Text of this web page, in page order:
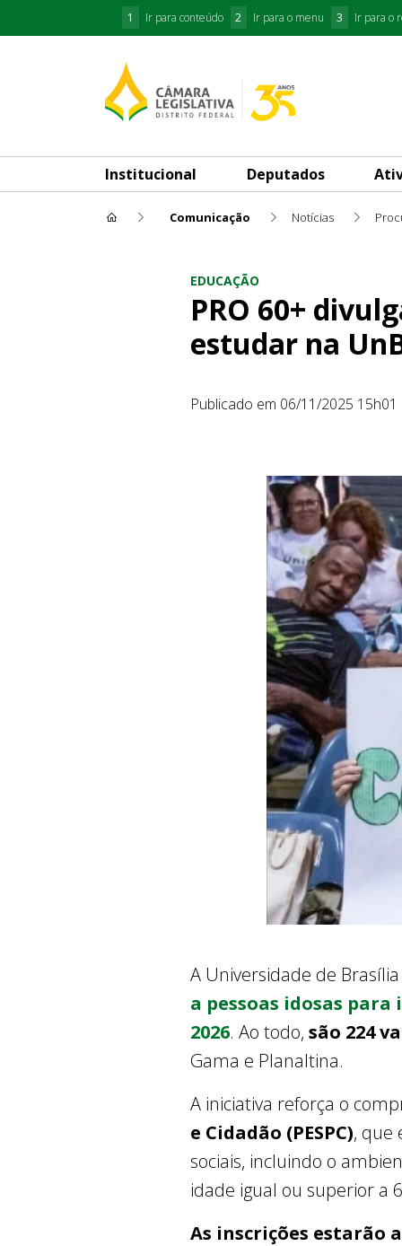
1 Ir para conteúdo 2 Ir para o menu 3 Ir para o
Institucional Deputados
Comunicação Notícias
EDUCAÇÃO
PRO 60+
estudar na
Publicado em 06/11/2025 15h01
A Universidade de
a pessoas idosas
2026. Ao todo, são 224
Gama e Planaltina.
A iniciativa reforça o
e Cidadão (PESPC), que
sociais, incluindo o
idade igual ou superior a
As inscrições estarão